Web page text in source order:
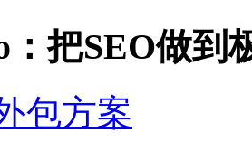
：把SEO做到
包方案